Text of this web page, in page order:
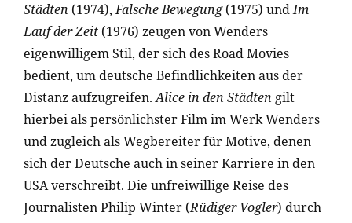
Städten (1974),Falsche Bewegung(1975) undIm
Lauf der Zeit (1976) zeugen von Wenders
eigenwilligem Stil, der sich des Road Movies
bedient, um deutsche Befindlichkeiten aus der
Distanz aufzugreifen.Alice in den Städten gilt
hierbei als persönlichster Film im Werk Wenders
und zugleich als Wegbereiter für Motive, denen
sich der Deutsche auch in seiner Karriere in den
USA verschreibt. Die unfreiwillige Reise des
Journalisten Philip Winter (Rüdiger Vogler) durch